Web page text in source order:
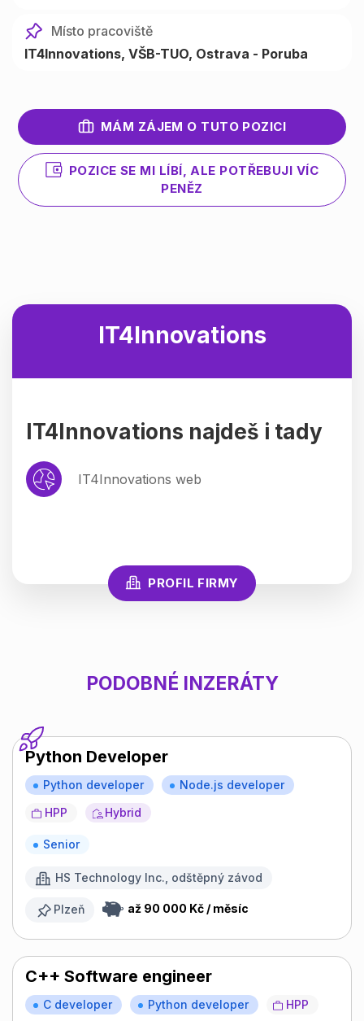
Místo pracoviště
IT4Innovations, VŠB-TUO, Ostrava - Poruba
MÁM ZÁJEM O TUTO POZICI
POZICE SE MI LÍBÍ, ALE POTŘEBUJI VÍC
PENĚZ
IT4Innovations
IT4Innovations najdeš i tady
IT4Innovations web
PROFIL FIRMY
PODOBNÉ INZERÁTY
Python Developer
Python developer
Node.js developer
HPP
Hybrid
Senior
HS Technology Inc., odštěpný závod
Plzeň až 90 000 Kč / měsíc
C++ Software engineer
C developer Python developer
HPP